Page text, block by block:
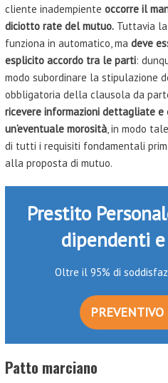
cliente inadempiente occorre il
diciotto rate del mutuo.Tuttavia la
funziona in automatico, ma deve
esplicito accordo tra le parti:
modo subordinare la stipulazione
obbligatoria della clausola da
ricevere informazioni dettagliate
un’eventuale morosità, in modo
di tutti i requisiti fondamentali
alla proposta di mutuo.
Prestito
dipendenti
Oltre il 95% di
Patto marciano